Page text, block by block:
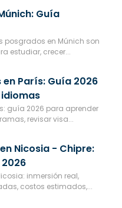
Guía
posgrados en Múnich son
estudiar, crecer...
París: Guía 2026
guía 2026 para aprender
revisar visa...
Nicosia - Chipre:
inmersión real,
costos estimados,...